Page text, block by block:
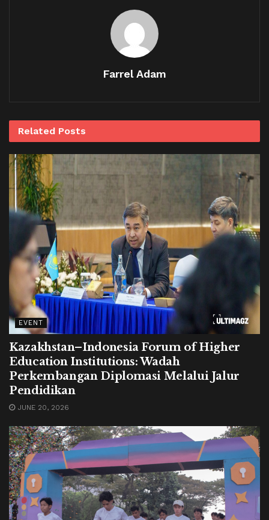
Farrel Adam
Related Posts
EVENT
Kazakhstan–Indonesia Forum of Higher
Education Institutions: Wadah
Perkembangan Diplomasi Melalui Jalur
Pendidikan
JUNE 20, 2026